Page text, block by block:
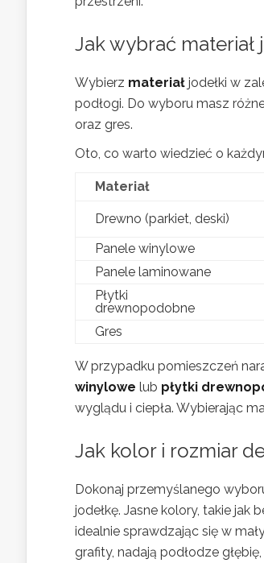
Jak wybrać
Wybierz materiał jodełki w
podłogi. Do wyboru masz
oraz gres.
Oto, co warto wiedzieć o
Materiał
Drewno (parkiet, deski)
Panele winylowe
Panele laminowane
Płytki
drewnopodobne
Gres
W przypadku pomieszczeń
winylowe lub płytki
wyglądu i ciepła. Wybierając
Jak kolor i rozmiar
Dokonaj przemyślanego
jodełkę. Jasne kolory, takie jak
idealnie sprawdzając się w
grafity, nadają podłodze